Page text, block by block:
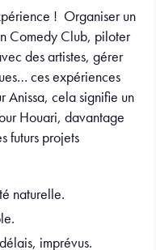
! Organiser un
Comedy Club, piloter
des artistes, gérer
ces expériences
Anissa, cela signifie un
Houari, davantage
futurs projets
naturelle.
imprévus.